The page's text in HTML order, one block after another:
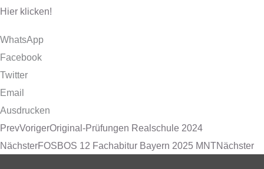
Hier klicken!
WhatsApp
Facebook
Twitter
Email
Ausdrucken
PrevVorigerOriginal-Prüfungen Realschule 2024
NächsterFOSBOS 12 Fachabitur Bayern 2025 MNTNächster